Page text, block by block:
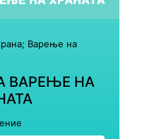
Варење на
ВАРЕЊЕ НА